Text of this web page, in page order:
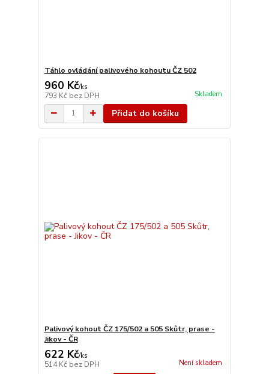
Táhlo ovládání palivového kohoutu ČZ 502
960 Kč/ks
793 Kč bez DPH Skladem
Přidat do košíku
Palivový kohout ČZ 175/502 a 505 Skůtr, prase -
Jikov - ČR
622 Kč/ks
514 Kč bez DPH Není skladem